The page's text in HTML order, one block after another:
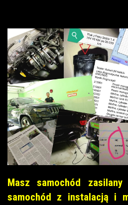
Masz samochód zasilany
samochód z instalacją i